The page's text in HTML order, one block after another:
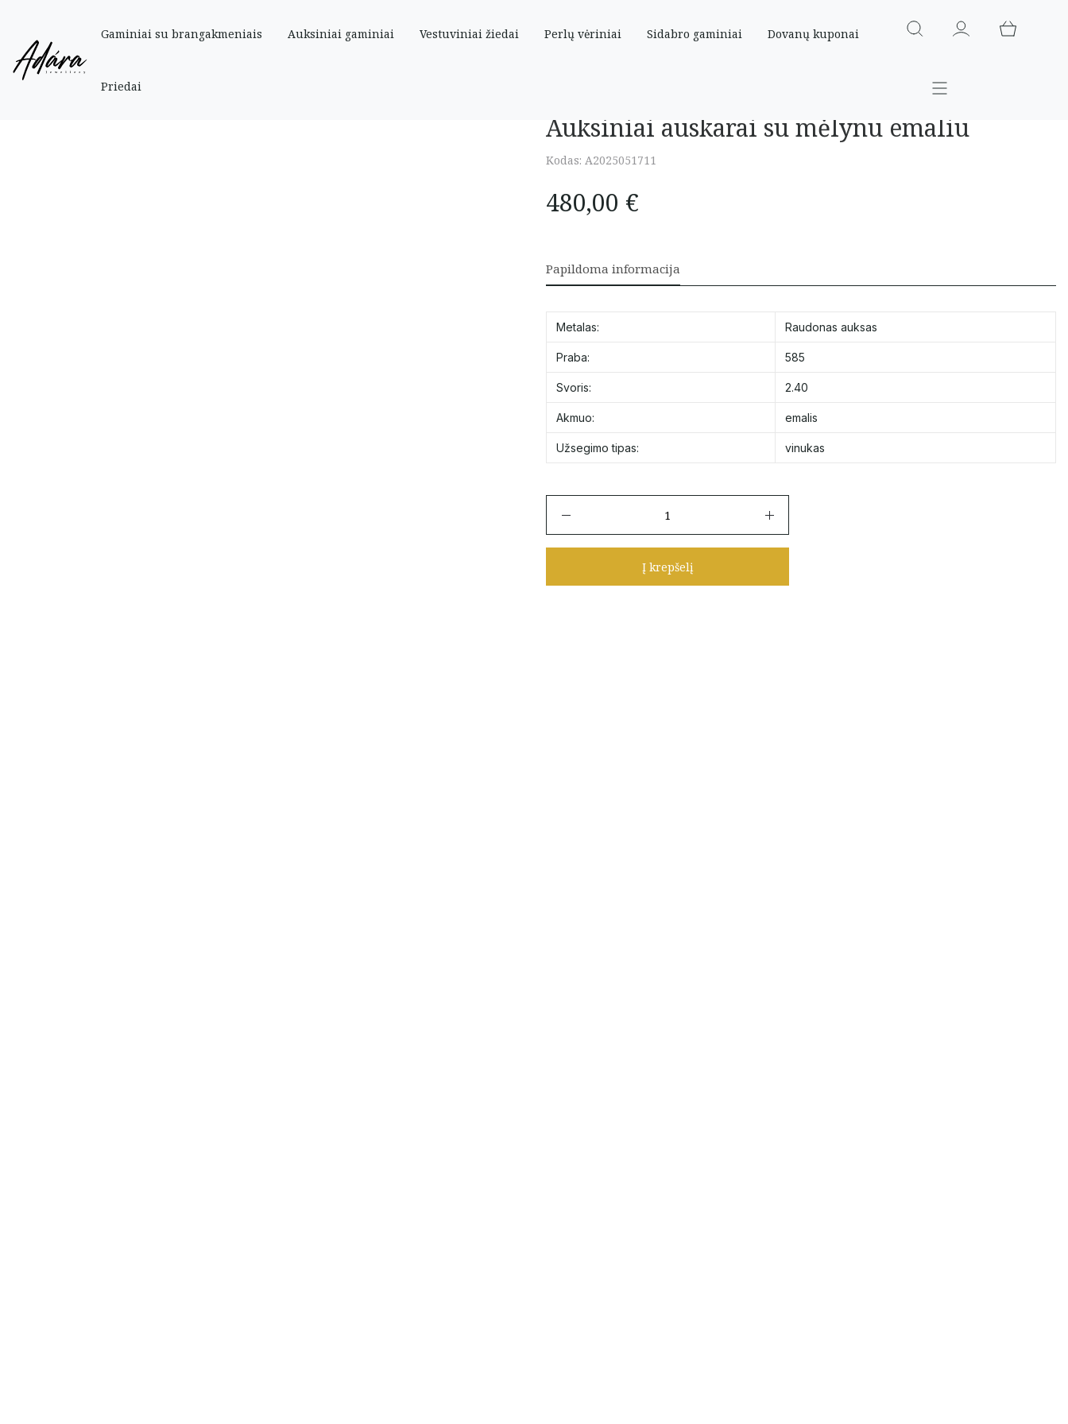
Gaminiai su brangakmeniais Auksiniai gaminiai Vestuviniai žiedai Perlų vėriniai Sidabro gaminiai Dovanų kuponai
Priedai
Pradinis Parduotuve » Auksiniai
Auksiniai auskarai su mėlynu emaliu
Kodas: A2025051711
480,00 €
Papildoma informacija
Metalas: Raudonas auksas
Praba: 585
Svoris: 2.40
Akmuo: emalis
Užsegimo tipas: vinukas
Auksiniai
mėlynu
Į krepšelį